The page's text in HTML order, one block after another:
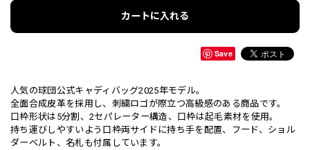
カートに入れる
Save
人気の球団公式キャディバッグ2025年モデル。
全面合成皮革を採用し、刺繍ロゴが際立つ高級感のある商品です。
口枠形状は5分割、2セパレーター構造、口枠は起毛素材を使用。
持ち運びしやすいよう口枠両サイドに持ち手を配置、フード、ショル
ダーベルト、名札も付属しています。